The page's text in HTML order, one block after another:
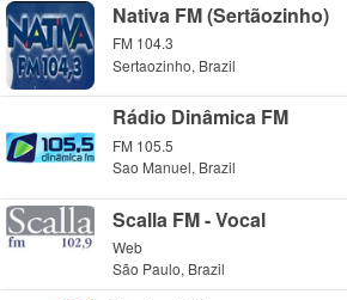
Nativa FM (Sertãozinho)
FM 104.3
Sertaozinho, Brazil
Rádio Dinâmica FM
FM 105.5
Sao Manuel, Brazil
Scalla FM - Vocal
Web
São Paulo, Brazil